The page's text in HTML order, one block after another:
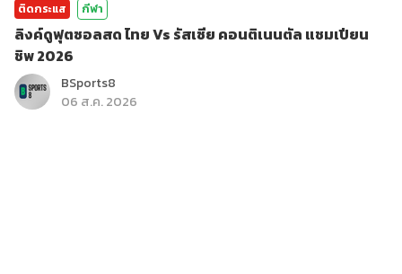
ติดกระแส กีฬา
ลิงค์ดูฟุตซอลสด ไทย Vs รัสเซีย คอนติเนนตัล แชมเปียน
ชิพ 2026
BSports8
06 ส.ค. 2026